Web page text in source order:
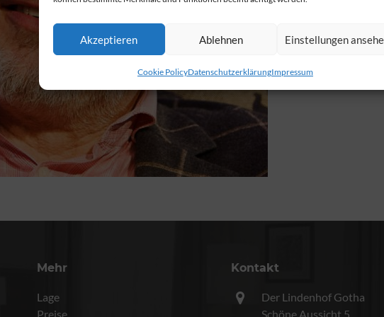
Akzeptieren Ablehnen Einstellungen
Cookie PolicyDatenschutzerklärungImpressum
Mehr
Lage
Preise
Kontakt
Der Lindenhof Gotha
Schöne Aussicht 5